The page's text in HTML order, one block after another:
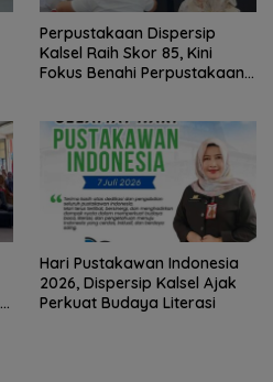
Perpustakaan Dispersip
Kalsel Raih Skor 85, Kini
Fokus Benahi Perpustakaan
Hari Pustakawan Indonesia
2026, Dispersip Kalsel Ajak
Perkuat Budaya Literasi